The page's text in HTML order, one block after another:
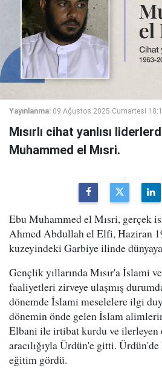
Yayınlanma: 09 Ağustos 2025 Cumartesi
Mısırlı cihat yanlısı
Muhammed el Mısri.
Ebu Muhammed el Mısri, gerçek
Ahmed Abdullah el Elfi, Haziran
kuzeyindeki Garbiye ilinde
Gençlik yıllarında Mısır'a İslami
faaliyetleri zirveye ulaşmış
dönemde İslami meselelere ilgi
dönemin önde gelen İslam
Elbani ile irtibat kurdu ve ilerleyen
aracılığıyla Ürdün'e gitti.
eğitim gördü.